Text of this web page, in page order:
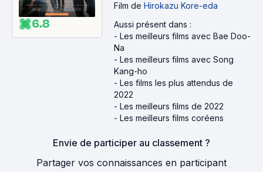
6.8
Film de Hirokazu Kore-eda
Aussi présent dans :
- Les meilleurs films avec Bae Doo-
Na
- Les meilleurs films avec Song
Kang-ho
- Les films les plus attendus de
2022
- Les meilleurs films de 2022
- Les meilleurs films coréens
Envie de participer au classement ?
Partager vos connaissances en participant